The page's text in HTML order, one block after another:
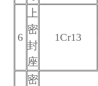
6
上
密
封
座
1Cr13
密